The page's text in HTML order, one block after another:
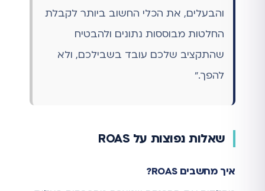
והבעלים, את הכלי החשוב ביותר לקבלת
החלטות מבוססות נתונים ולהבטיח
שהתקציב שלכם עובד בשבילכם, ולא
להפך."
שאלות נפוצות על ROAS
איך מחשבים ROAS?